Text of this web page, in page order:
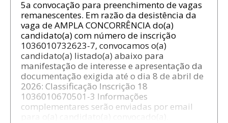
5a convocação para preenchimento de vagas
remanescentes. Em razão da desistência da
vaga de AMPLA CONCORRÊNCIA do(a)
candidato(a) com número de inscrição
1036010732623-7, convocamos o(a)
candidato(a) listado(a) abaixo para
manifestação de interesse e apresentação da
documentação exigida até o dia 8 de abril de
2026: Classificação Inscrição 18
1036010670501-3 Informações
complementares serão enviadas por email